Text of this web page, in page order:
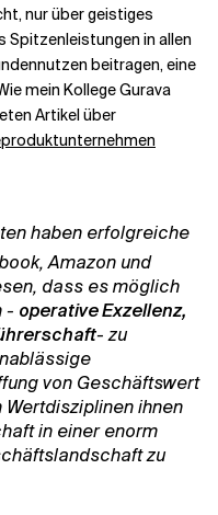
nur über geistiges
Spitzenleistungen in allen
beitragen, eine
mein Kollege Gurava
Artikel über
haben erfolgreiche
Amazon und
dass es möglich
- operative Exzellenz,
- zu
von Geschäftswert
ihnen
in einer enorm
zu